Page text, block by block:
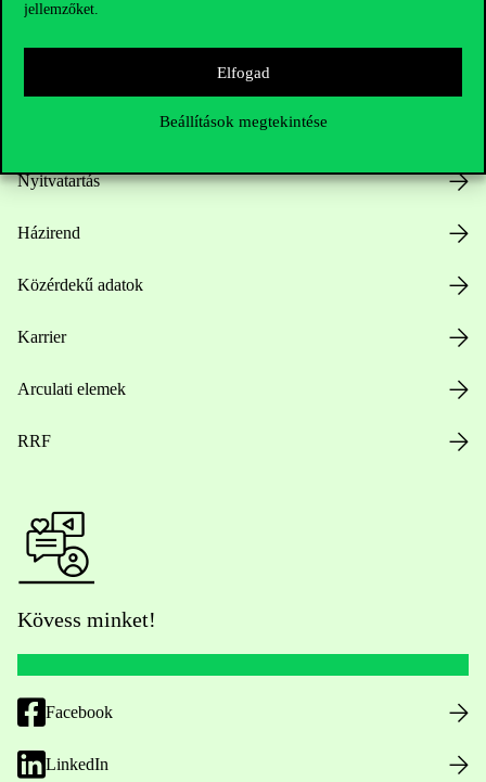
jellemzőket.
Elfogad
Beállítások megtekintése
Nyitvatartás
Házirend
Közérdekű adatok
Karrier
Arculati elemek
RRF
Kövess minket!
Facebook
LinkedIn